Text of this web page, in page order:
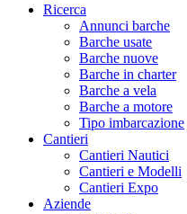
Ricerca
Annunci barche
Barche usate
Barche nuove
Barche in charter
Barche a vela
Barche a motore
Tipo imbarcazione
Cantieri
Cantieri Nautici
Cantieri e Modelli
Cantieri Expo
Aziende